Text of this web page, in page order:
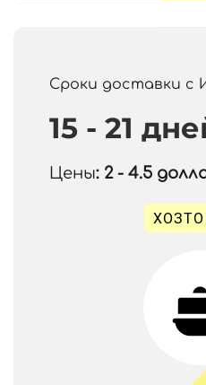
Сроки доставки с
15 - 21
Цены: 2 - 4.5